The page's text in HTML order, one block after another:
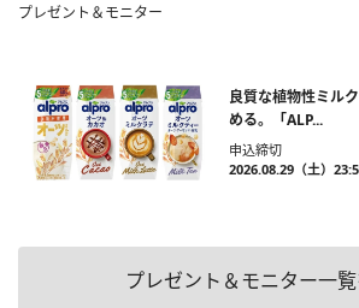
プレゼント＆モニター
良質な植物性ミル
める。「ALP...
申込締切
2026.08.29（土）
プレゼント＆モニター一